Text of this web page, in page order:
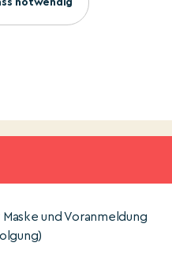
notwendig
und Voranmeldung